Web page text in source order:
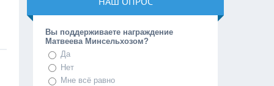
Вы поддерживаете награждение
Матвеева Минсельхозом?
Да
Нет
Мне всё равно